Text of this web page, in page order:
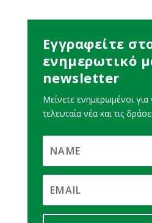
Εγγραφείτε
ενημερωτικό
newsletter
Μείνετε ενημερωμένοι
τελευταία νέα και τις